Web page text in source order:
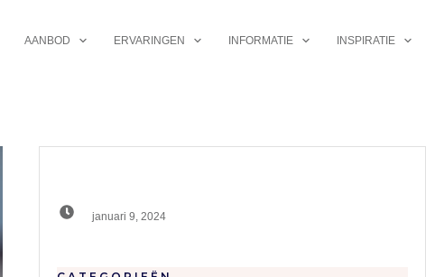
AANBOD ERVARINGEN INFORMATIE INSPIRATIE
januari 9, 2024